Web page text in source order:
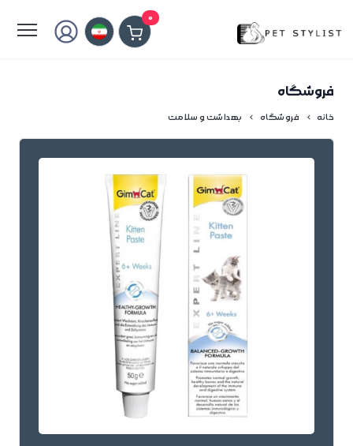
0
فروشگاه
خانه فروشگاه بهداشت و سلامت